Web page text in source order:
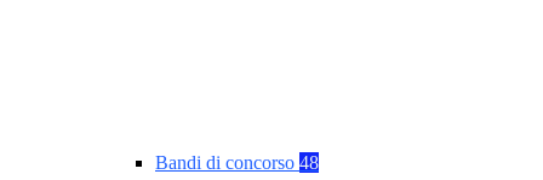
Bandi di concorso 48